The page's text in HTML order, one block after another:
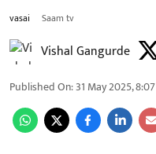
vasai Saam tv
Vishal Gangurde
Published On:31 May 2025,